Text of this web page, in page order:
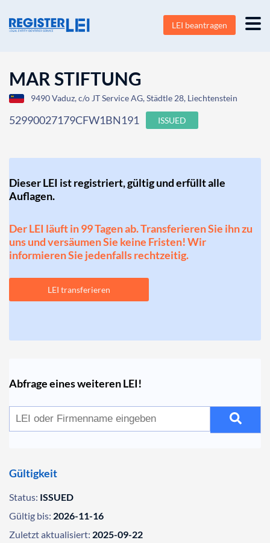
LEI beantragen
MAR STIFTUNG
9490 Vaduz, c/o JT Service AG, Städtle 28, Liechtenstein
52990027179CFW1BN191 ISSUED
Dieser LEI ist registriert, gültig und erfüllt alle
Auflagen.
Der LEI läuft in 99 Tagen ab. Transferieren Sie ihn zu
uns und versäumen Sie keine Fristen! Wir
informieren Sie jedenfalls rechtzeitig.
LEI transferieren
Abfrage eines weiteren LEI!
Gültigkeit
Status: ISSUED
Gültig bis: 2026-11-16
Zuletzt aktualisiert: 2025-09-22